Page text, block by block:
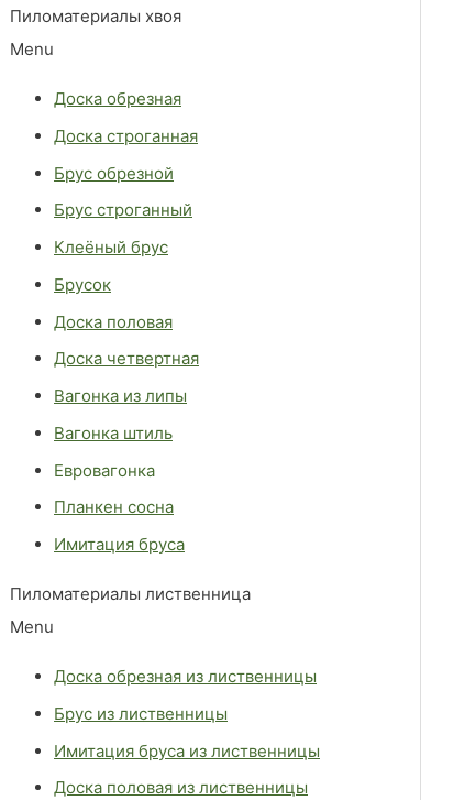
Пиломатериалы хвоя
Menu
Доска обрезная
Доска строганная
Брус обрезной
Брус строганный
Клеёный брус
Брусок
Доска половая
Доска четвертная
Вагонка из липы
Вагонка штиль
Евровагонка
Планкен сосна
Имитация бруса
Пиломатериалы лиственница
Menu
Доска обрезная из лиственницы
Брус из лиственницы
Имитация бруса из лиственницы
Доска половая из лиственницы